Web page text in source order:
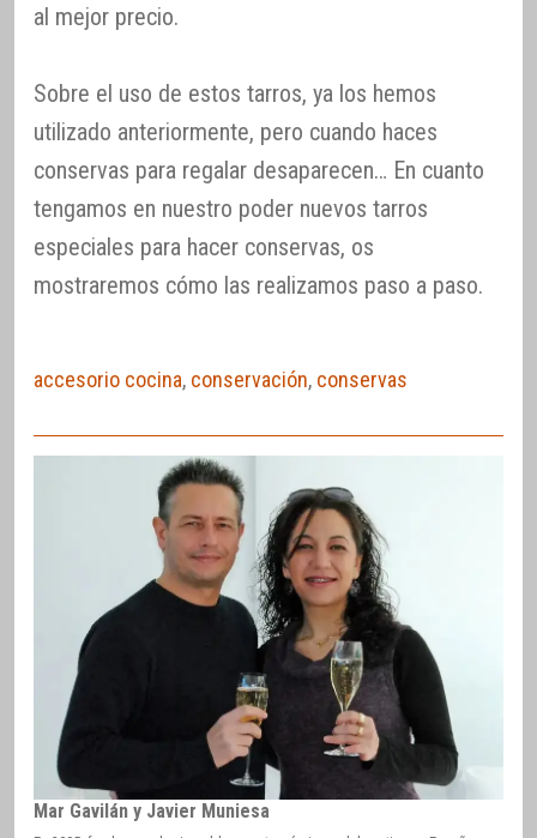
al mejor precio.
Sobre el uso de estos tarros, ya los hemos
utilizado anteriormente, pero cuando haces
conservas para regalar desaparecen… En cuanto
tengamos en nuestro poder nuevos tarros
especiales para hacer conservas, os
mostraremos cómo las realizamos paso a paso.
accesorio cocina, conservación, conservas
Mar Gavilán y Javier Muniesa